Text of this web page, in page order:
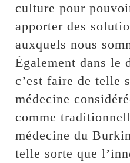
culture pour
apporter des
auxquels nous
Également dans le
c’est faire de telle
médecine
comme
médecine du
telle sorte que